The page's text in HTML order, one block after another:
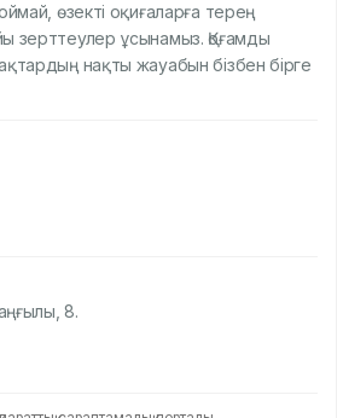
өзекті оқиғаларға терең
зерттеулер ұсынамыз. Қоғамды
нақты жауабын бізбен бірге
8.